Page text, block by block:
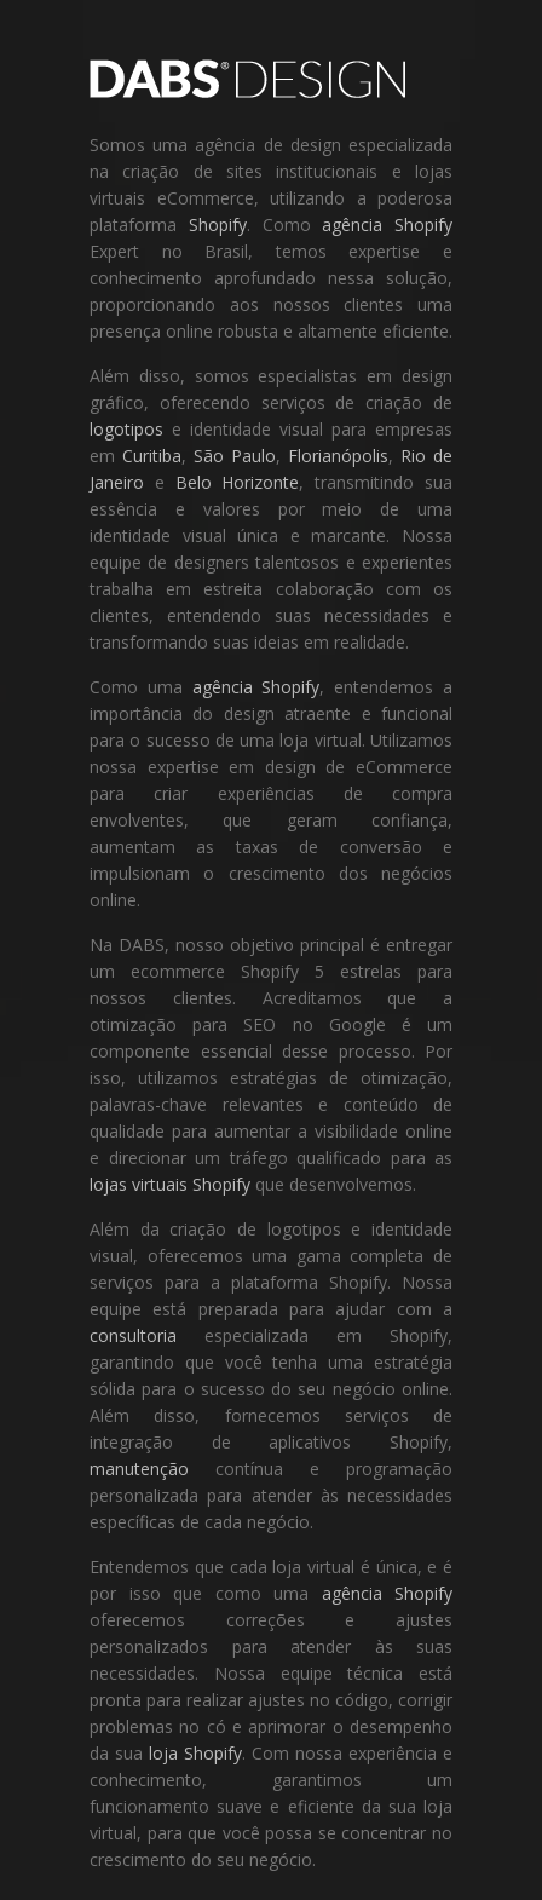
Somos uma agência de design especializada
na criação de sites institucionais e lojas
virtuais eCommerce, utilizando a poderosa
plataforma Shopify. Como agência Shopify
Expert no Brasil, temos expertise e
conhecimento aprofundado nessa solução,
proporcionando aos nossos clientes uma
presença online robusta e altamente eficiente.
Além disso, somos especialistas em design
gráfico, oferecendo serviços de criação de
logotipos e identidade visual para empresas
em Curitiba, São Paulo, Florianópolis, Rio de
Janeiro e Belo Horizonte, transmitindo sua
essência e valores por meio de uma
identidade visual única e marcante. Nossa
equipe de designers talentosos e experientes
trabalha em estreita colaboração com os
clientes, entendendo suas necessidades e
transformando suas ideias em realidade.
Como uma agência Shopify, entendemos a
importância do design atraente e funcional
para o sucesso de uma loja virtual. Utilizamos
nossa expertise em design de eCommerce
para criar experiências de compra
envolventes, que geram confiança,
aumentam as taxas de conversão e
impulsionam o crescimento dos negócios
online.
Na DABS, nosso objetivo principal é entregar
um ecommerce Shopify 5 estrelas para
nossos clientes. Acreditamos que a
otimização para SEO no Google é um
componente essencial desse processo. Por
isso, utilizamos estratégias de otimização,
palavras-chave relevantes e conteúdo de
qualidade para aumentar a visibilidade online
e direcionar um tráfego qualificado para as
lojas virtuais Shopify que desenvolvemos.
Além da criação de logotipos e identidade
visual, oferecemos uma gama completa de
serviços para a plataforma Shopify. Nossa
equipe está preparada para ajudar com a
consultoria especializada em Shopify,
garantindo que você tenha uma estratégia
sólida para o sucesso do seu negócio online.
Além disso, fornecemos serviços de
integração de aplicativos Shopify,
manutenção contínua e programação
personalizada para atender às necessidades
específicas de cada negócio.
Entendemos que cada loja virtual é única, e é
por isso que como uma agência Shopify
oferecemos correções e ajustes
personalizados para atender às suas
necessidades. Nossa equipe técnica está
pronta para realizar ajustes no código, corrigir
problemas no có e aprimorar o desempenho
da sua loja Shopify. Com nossa experiência e
conhecimento, garantimos um
funcionamento suave e eficiente da sua loja
virtual, para que você possa se concentrar no
crescimento do seu negócio.